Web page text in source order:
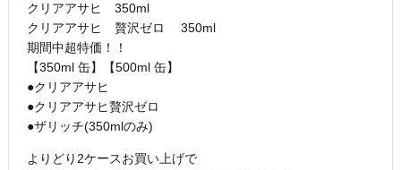
クリアアサヒ 350ml
クリアアサヒ 贅沢ゼロ 350ml
期間中超特価！！
【350ml 缶】【500ml 缶】
●クリアアサヒ
●クリアアサヒ贅沢ゼロ
●ザリッチ(350mlのみ)
よりどり2ケースお買い上げで